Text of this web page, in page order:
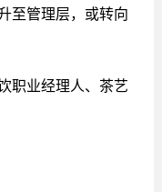
至管理层，或转向
职业经理人、茶艺